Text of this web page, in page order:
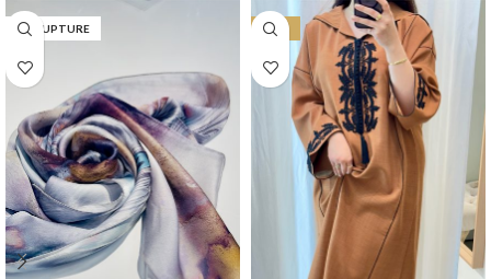
EN RUPTURE -27%